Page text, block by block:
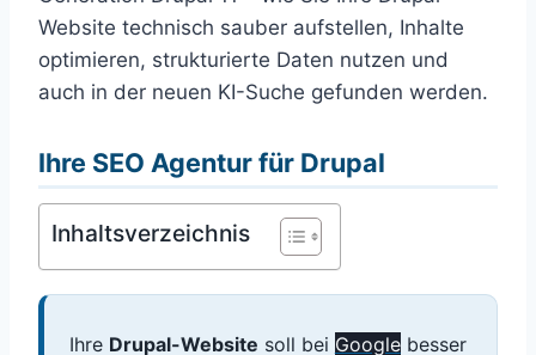
Website technisch sauber aufstellen, Inhalte
optimieren, strukturierte Daten nutzen und
auch in der neuen KI-Suche gefunden werden.
Ihre SEO Agentur für Drupal
Inhaltsverzeichnis
Ihre Drupal-Website soll bei Googlebesser